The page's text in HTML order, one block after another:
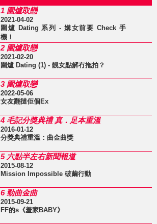
1 圍爐取戀
2021-04-02
圍爐 Dating 系列 - 媾女前要 Check 手
機！
2 圍爐取戀
2021-02-20
圍爐 Dating (1) - 靚女點解冇拖拍？
3 圍爐取戀
2022-05-06
女友翻撻佢個Ex
4 毛記分獎典禮 真．足本重溫
2016-01-12
分獎典禮重溫：曲金曲獎
5 六點半左右新聞報道
2015-08-12
Mission Impossible 破繭行動
6 勁曲金曲
2015-09-21
FF的s《羞家BABY》